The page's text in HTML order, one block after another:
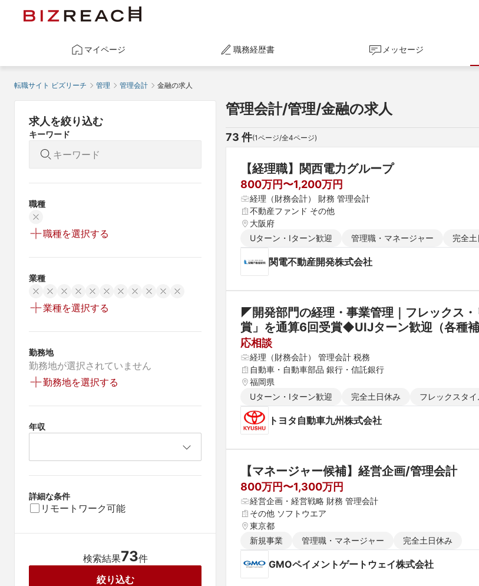
マイページ 職務経歴書 メッセージ
転職サイト ビズリーチ 管理 管理会計 金融の求人
求人を絞り込む
キーワード
職種
職種を選択する
業種
業種を選択する
勤務地
勤務地が選択されていません
勤務地を選択する
年収
詳細な条件
リモートワーク可能
検索結果73件
絞り込む
管理会計/管理/金融の求人
73 件(1ページ/全4ページ)
【経理職】関西電力グループ
800万円〜1,200万円
経理（財務会計） 財務 管理会計
不動産ファンド その他
大阪府
Uターン・Iターン歓迎
管理職・マネージャー 完全
関電不動産開発株式会社
◤開発部門の経理・事業管理｜フレックス
賞」を通算6回受賞◆UIJターン歓迎（各種補
応相談
経理（財務会計） 管理会計 税務
自動車・自動車部品 銀行・信託銀行
福岡県
Uターン・Iターン歓迎
完全土日休み フレックスタイ
トヨタ自動車九州株式会社
【マネージャー候補】経営企画/管理会計
800万円〜1,300万円
経営企画・経営戦略 財務 管理会計
その他 ソフトウエア
東京都
新規事業
管理職・マネージャー 完全土日休み
GMOペイメントゲートウェイ株式会社